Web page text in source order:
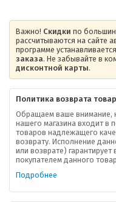
Важно! Скидки по
рассчитываются на сайте
программе
заказа. Не забывайте в
дисконтной карты.
Политика возврата
Обращаем ваше внимание,
нашего магазина входит в
товаров надлежащего
возврату. Исполнение
или возврате)
покупателем данного
Подробнее
О компании
Ваша скидка
Контактная информация